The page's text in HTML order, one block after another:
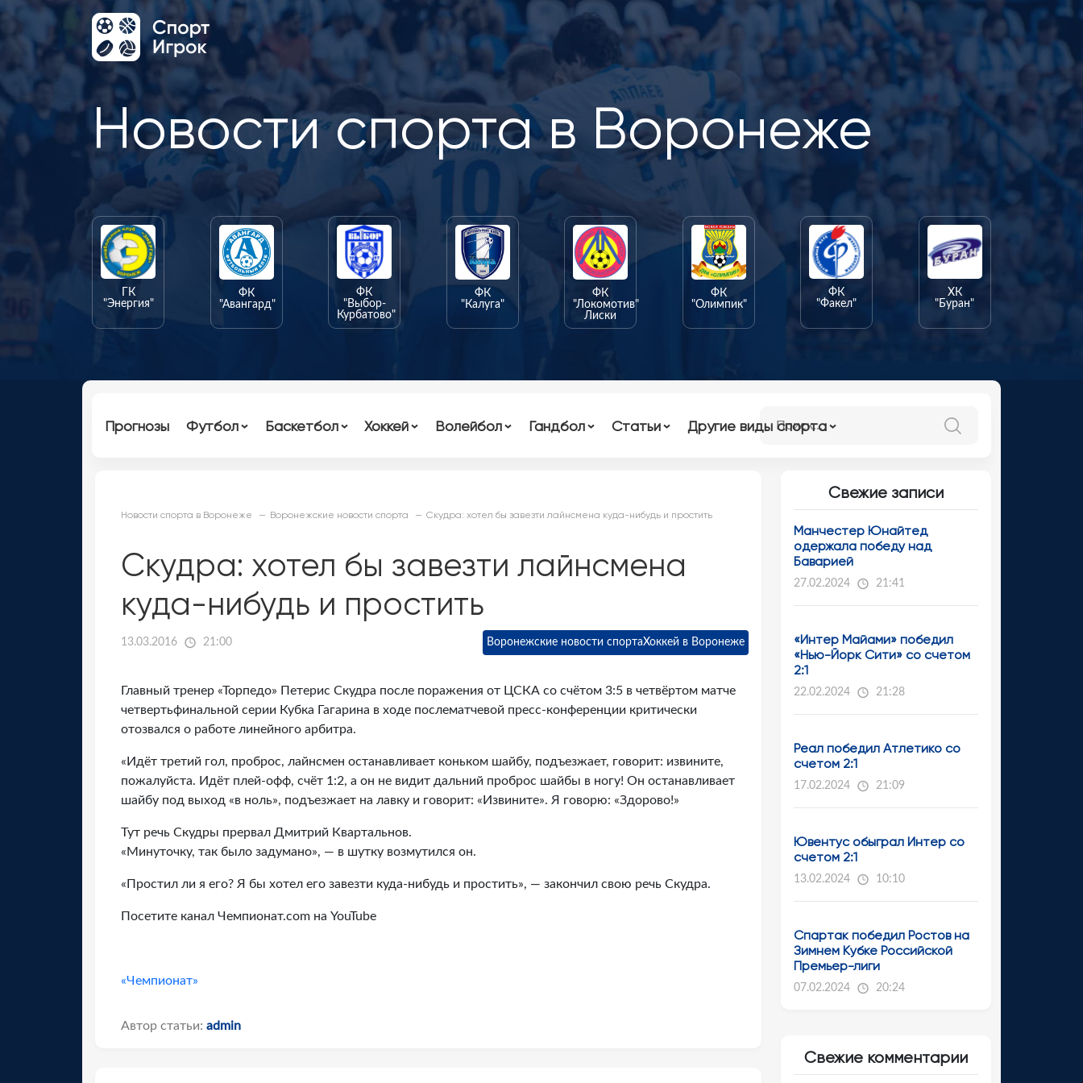
Новости спорта в Воронеже
ГК
"Энергия"
ФК
"Авангард"
ФК
"Выбор-
Курбатово"
ФК
"Калуга"
ФК
"Локомотив"
Лиски
ФК
"Олимпик"
ФК
"Факел"
ХК
"Буран"
Прогнозы Футбол Баскетбол Хоккей Волейбол Гандбол Статьи Другие виды спорта
Новости спорта в Воронеже Воронежские новости спорта Скудра: хотел бы завезти лайнсмена куда-нибудь и простить
Скудра: хотел бы завезти лайнсмена
куда-нибудь и простить
13.03.2016 21:00 Воронежские новости спортаХоккей в Воронеже
Главный тренер «Торпедо» Петерис Скудра после поражения от ЦСКА со счётом 3:5 в четвёртом матче
четвертьфинальной серии Кубка Гагарина в ходе послематчевой пресс-конференции критически
отозвался о работе линейного арбитра.
«Идёт третий гол, проброс, лайнсмен останавливает коньком шайбу, подъезжает, говорит: извините,
пожалуйста. Идёт плей-офф, счёт 1:2, а он не видит дальний проброс шайбы в ногу! Он останавливает
шайбу под выход «в ноль», подъезжает на лавку и говорит: «Извините». Я говорю: «Здорово!»
Тут речь Скудры прервал Дмитрий Квартальнов.
«Минуточку, так было задумано», — в шутку возмутился он.
«Простил ли я его? Я бы хотел его завезти куда-нибудь и простить», — закончил свою речь Скудра.
Посетите канал Чемпионат.com на YouTube
«Чемпионат»
Автор статьи: admin
Свежие записи
Манчестер Юнайтед
одержала победу над
Баварией
27.02.2024 21:41
«Интер Майами» победил
«Нью-Йорк Сити» со счетом
2:1
22.02.2024 21:28
Реал победил Атлетико со
счетом 2:1
17.02.2024 21:09
Ювентус обыграл Интер со
счетом 2:1
13.02.2024 10:10
Спартак победил Ростов на
Зимнем Кубке Российской
Премьер-лиги
07.02.2024 20:24
Свежие комментарии